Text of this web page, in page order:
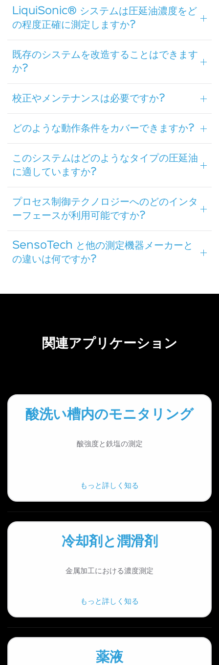
LiquiSonic® システムは圧延油濃度をど
の程度正確に測定しますか?
既存のシステムを改造することはできます
か?
校正やメンテナンスは必要ですか?
どのような動作条件をカバーできますか?
このシステムはどのようなタイプの圧延油
に適していますか?
プロセス制御テクノロジーへのどのインタ
ーフェースが利用可能ですか?
SensoTech と他の測定機器メーカーと
の違いは何ですか?
関連アプリケーション
酸洗い槽内のモニタリング
酸強度と鉄塩の測定
もっと詳しく知る
冷却剤と潤滑剤
金属加工における濃度測定
もっと詳しく知る
薬液